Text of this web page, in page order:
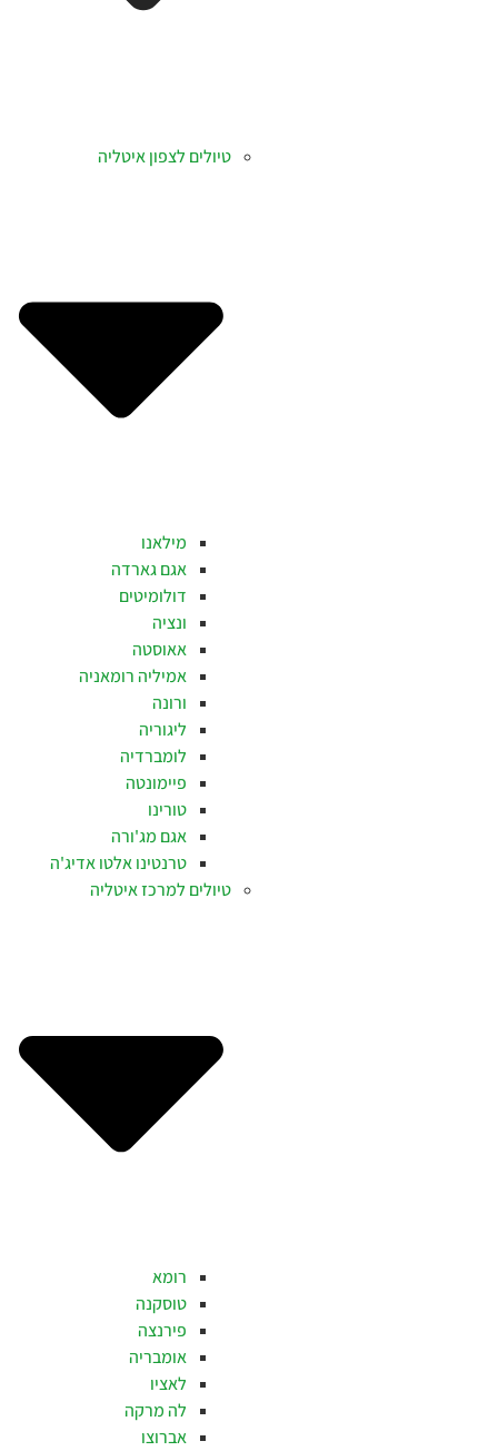
טיולים לצפון איטליה
מילאנו
אגם גארדה
דולומיטים
ונציה
אאוסטה
אמיליה רומאניה
ורונה
ליגוריה
לומברדיה
פיימונטה
טורינו
אגם מג'ורה
טרנטינו אלטו אדיג'ה
טיולים למרכז איטליה
רומא
טוסקנה
פירנצה
אומבריה
לאציו
לה מרקה
אברוצו